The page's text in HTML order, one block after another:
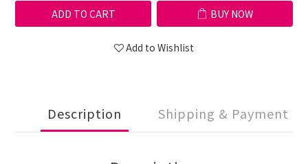
ADD TO CART BUY NOW
Add to Wishlist
Description Shipping & Payment